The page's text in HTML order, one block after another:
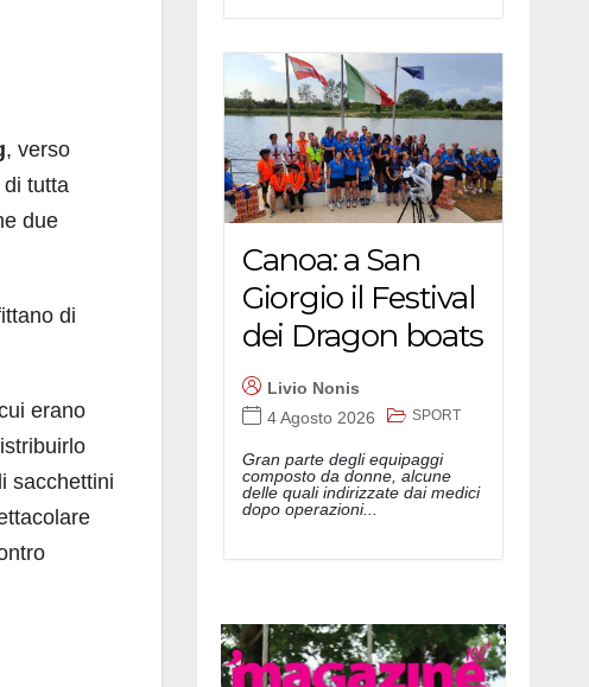
, verso
tutta
due
di
erano
sacchettini
Canoa: a San
Giorgio il Festival
dei Dragon boats
Livio Nonis
4 Agosto 2026
SPORT
Gran parte degli equipaggi
composto da donne, alcune
delle quali indirizzate dai medici
dopo operazioni...